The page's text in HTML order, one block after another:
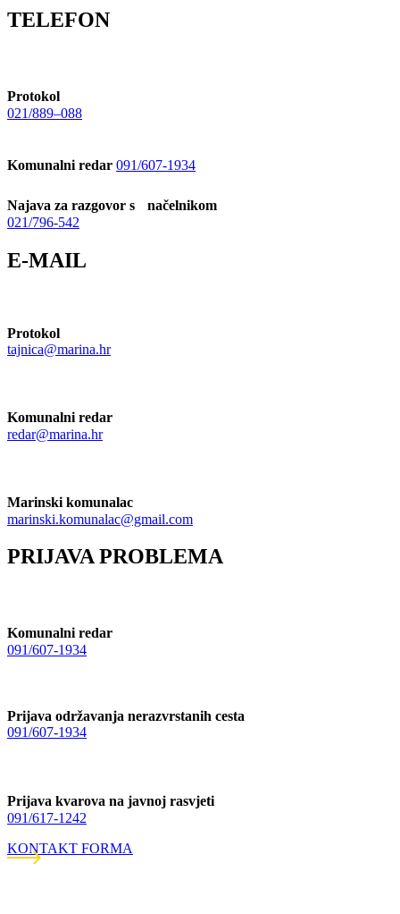
TELEFON
Protokol
021/889–088
Komunalni redar 091/607-1934
Najava za razgovor s načelnikom
021/796-542
E-MAIL
Protokol
tajnica@marina.hr
Komunalni redar
redar@marina.hr
Marinski komunalac
marinski.komunalac@gmail.com
PRIJAVA PROBLEMA
Komunalni redar
091/607-1934
Prijava održavanja nerazvrstanih cesta
091/607-1934
Prijava kvarova na javnoj rasvjeti
091/617-1242
KONTAKT FORMA